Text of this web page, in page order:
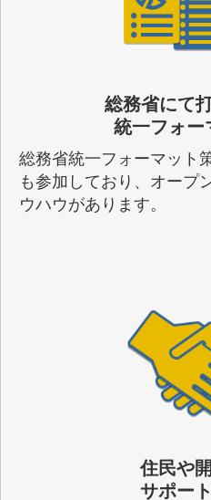
総務省にて
統一フォ
総務省統一フォーマット
も参加しており、オープ
ウハウがあります。
住民や
サポー